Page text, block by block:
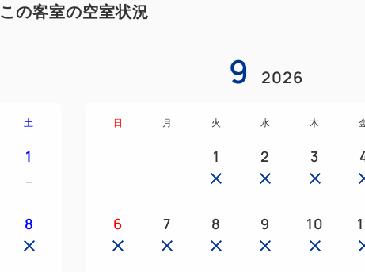
◆レイトチェックアウト１２時
・DVDプレイヤー
・シューミット
※各階に無料のランドリーと製氷機コーナーがご
この客室の空室状況
土
1
8
9 2026
日 月 火 水 木
1 2 3
6 7 8 9 10